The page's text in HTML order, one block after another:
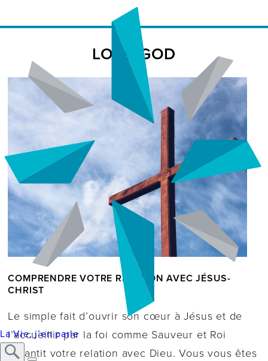
La Vie, j’en parle
LOVE-GOD
COMPRENDRE VOTRE RELATION AVEC JÉSUS-
CHRIST
Le simple fait d’ouvrir son cœur à Jésus et de
l’accueillir par la foi comme Sauveur et Roi
garantit votre relation avec Dieu. Vous vous êtes